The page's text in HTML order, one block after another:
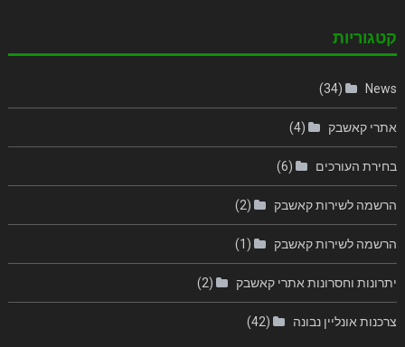
קטגוריות
News
(34)
אתרי קאשבק (4)
בחירת העורכים (6)
הרשמה לשירות קאשבק (2)
הרשמה לשירות קאשבק (1)
יתרונות וחסרונות אתרי קאשבק (2)
צרכנות אונליין נבונה (42)